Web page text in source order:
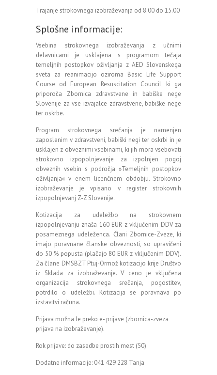
Trajanje strokovnega izobraževanja od 8.00 do 15.00
Splošne informacije:
Vsebina strokovnega izobraževanja z učnimi
delavnicami je usklajena s programom tečaja
temeljnih postopkov oživljanja z AED Slovenskega
sveta za reanimacijo oziroma Basic Life Support
Course od European Resuscitation Council, ki ga
priporoča Zbornica zdravstvene in babiške nege
Slovenije za vse izvajalce zdravstvene, babiške nege
ter oskrbe.
Program strokovnega srečanja je namenjen
zaposlenim v zdravstveni, babiški negi ter oskrbi in je
usklajen z obveznimi vsebinami, ki jih mora vsebovati
strokovno izpopolnjevanje za izpolnjen pogoj
obveznih vsebin s področja »Temeljnih postopkov
oživljanja« v enem licenčnem obdobju. Strokovno
izobraževanje je vpisano v register strokovnih
izpopolnjevanj Z-Z Slovenije.
Kotizacija za udeležbo na strokovnem
izpopolnjevanju znaša 160 EUR z vključenim DDV za
posameznega udeleženca. Člani Zbornice-Zveze, ki
imajo poravnane članske obveznosti, so upravičeni
do 50 % popusta (plačajo 80 EUR z vključenim DDV).
Za člane DMSBZT Ptuj-Ormož kotizacijo krije Društvo
iz Sklada za izobraževanje. V ceno je vključena
organizacija strokovnega srečanja, pogostitev,
potrdilo o udeležbi. Kotizacija se poravnava po
izstavitvi računa.
Prijava možna le preko e- prijave (zbornica-zveza
prijava na izobraževanje).
Rok prijave: do zasedbe prostih mest (50)
Dodatne informacije: 041 429 228 Tanja